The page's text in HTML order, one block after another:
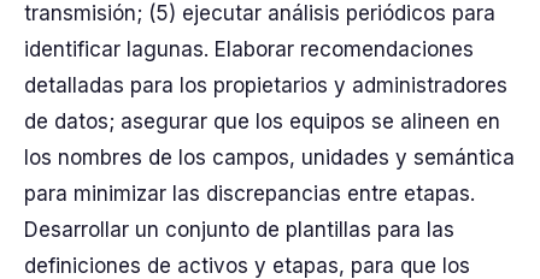
transmisión; (5) ejecutar análisis periódicos para
identificar lagunas. Elaborar recomendaciones
detalladas para los propietarios y administradores
de datos; asegurar que los equipos se alineen en
los nombres de los campos, unidades y semántica
para minimizar las discrepancias entre etapas.
Desarrollar un conjunto de plantillas para las
definiciones de activos y etapas, para que los